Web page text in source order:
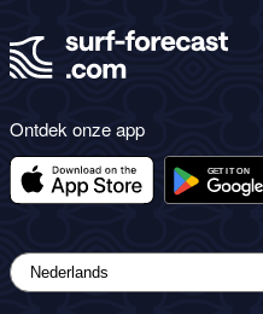
Ontdek onze app